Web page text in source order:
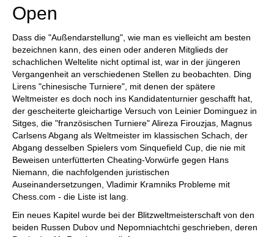
Open
Dass die "Außendarstellung", wie man es vielleicht am besten
bezeichnen kann, des einen oder anderen Mitglieds der
schachlichen Weltelite nicht optimal ist, war in der jüngeren
Vergangenheit an verschiedenen Stellen zu beobachten. Ding
Lirens "chinesische Turniere", mit denen der spätere
Weltmeister es doch noch ins Kandidatenturnier geschafft hat,
der gescheiterte gleichartige Versuch von Leinier Dominguez in
Sitges, die "französischen Turniere" Alireza Firouzjas, Magnus
Carlsens Abgang als Weltmeister im klassischen Schach, der
Abgang desselben Spielers vom Sinquefield Cup, die nie mit
Beweisen unterfütterten Cheating-Vorwürfe gegen Hans
Niemann, die nachfolgenden juristischen
Auseinandersetzungen, Vladimir Kramniks Probleme mit
Chess.com - die Liste ist lang.
Ein neues Kapitel wurde bei der Blitzweltmeisterschaft von den
beiden Russen Dubov und Nepomniachtchi geschrieben, deren